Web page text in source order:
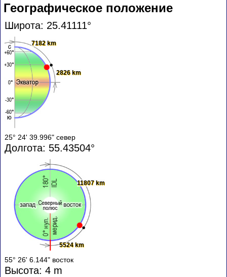
Географическое положение
Широта: 25.41111°
7182 km
2826 km
25° 24' 39.996" север
Долгота: 55.43504°
5524 km
11807 km
55° 26' 6.144" восток
Высота: 4 m